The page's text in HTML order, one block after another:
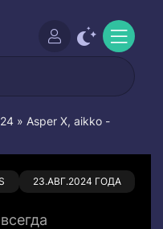
» Asper X, aikko -
23.АВГ.2024 ГОДА
0